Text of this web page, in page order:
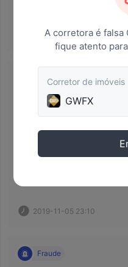
2020-11-23 23:47
Fraude
O software, com nomes
2019-11-05 23:10
Fraude
A corretora é falsa
fique atento
Corretor de imóveis
GWFX